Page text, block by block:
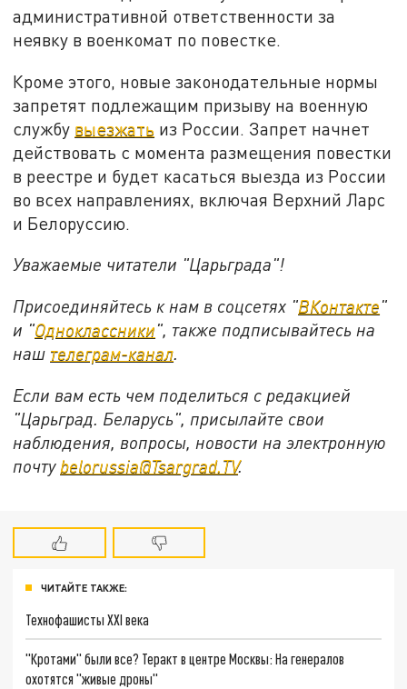
административной ответственности за
неявку в военкомат по повестке.
Кроме этого, новые законодательные нормы
запретят подлежащим призыву на военную
службу выезжать из России. Запрет начнет
действовать с момента размещения повестки
в реестре и будет касаться выезда из России
во всех направлениях, включая Верхний Ларс
и Белоруссию.
Уважаемые читатели "Царьграда"!
Присоединяйтесь к нам в соцсетях "ВКонтакте"
и "Одноклассники", также подписывайтесь на
наш телеграм-канал.
Если вам есть чем поделиться с редакцией
"Царьград. Беларусь", присылайте свои
наблюдения, вопросы, новости на электронную
почту belorussia@Tsargrad.TV.
ЧИТАЙТЕ ТАКЖЕ:
Технофашисты XXI века
"Кротами" были все? Теракт в центре Москвы: На генералов
охотятся "живые дроны"